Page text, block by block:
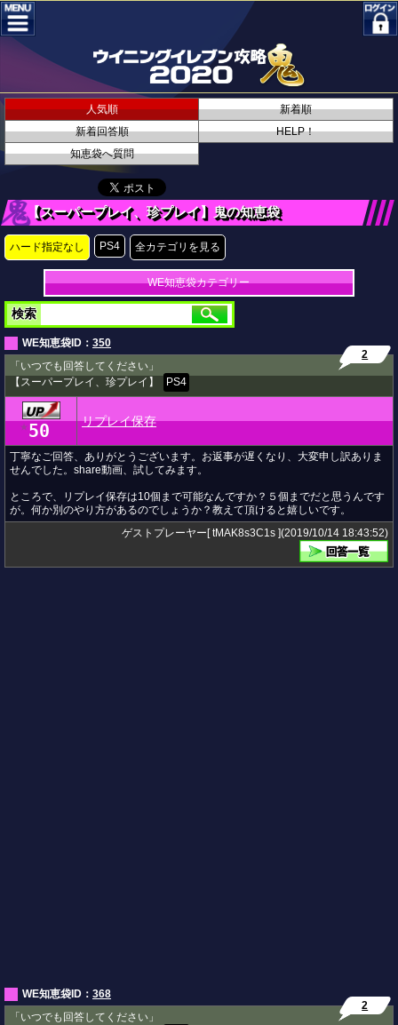
人気順
新着順
新着回答順
HELP！
知恵袋へ質問
【スーパープレイ、珍プレイ】鬼の知恵袋
ハード指定なし PS4 全カテゴリを見る
WE知恵袋カテゴリー
検索
WE知恵袋ID： 350
「いつでも回答してください」
【スーパープレイ、珍プレイ】
PS4
2
★ 50 リプレイ保存
丁寧なご回答、ありがとうございます。お返事が遅くなり、大変申し訳ありま
せんでした。share動画、試してみます。
ところで、リプレイ保存は10個まで可能なんですか？５個までだと思うんです
が。何か別のやり方があるのでしょうか？教えて頂けると嬉しいです。
ゲストプレーヤー[ tMAK8s3C1s ](2019/10/14 18:43:52)
WE知恵袋ID： 368
「いつでも回答してください」
2